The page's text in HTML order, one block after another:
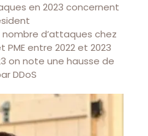
en 2023 concernent
nombre d’attaques chez
entre 2022 et 2023
on note une hausse de
DDoS